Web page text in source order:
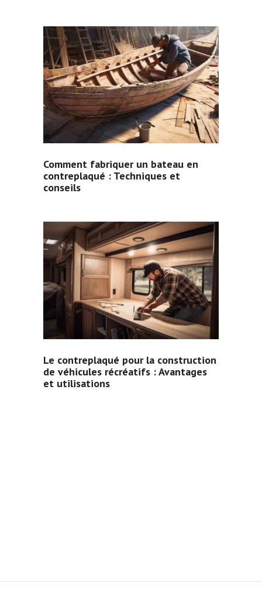
Comment fabriquer un bateau en
contreplaqué : Techniques et
conseils
Le contreplaqué pour la construction
de véhicules récréatifs : Avantages
et utilisations